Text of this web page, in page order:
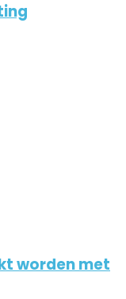
worden met